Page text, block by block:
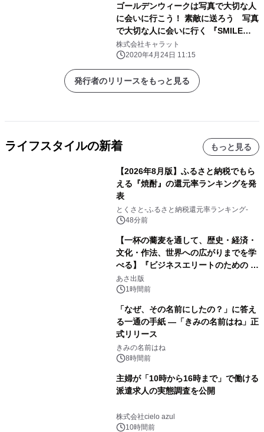
ゴールデンウィークは写真で大切な人
に会いに行こう！ 素敵に送ろう 写真
で大切な人に会いに行く 『SMILE
LETTERスマイルレター』提供開始
株式会社キャラット
2020年4月24日 11:15
発行者のリリースをもっと見る
ライフスタイルの新着 もっと見る
【2026年8月版】ふるさと納税でもら
える『焼酎』の還元率ランキングを発
表
とくさと-ふるさと納税還元率ランキング-
48分前
【一杯の蕎麦を通して、歴史・経済・
文化・作法、世界への広がりまでを学
べる】『ビジネスエリートのための 教
養としての蕎麦』2026年8月25日
（火）発売
あさ出版
1時間前
「なぜ、その名前にしたの？」に答え
る一通の手紙 ―「きみの名前はね」正
式リリース
きみの名前はね
8時間前
主婦が「10時から16時まで」で働ける
派遣求人の実態調査を公開
株式会社cielo azul
10時間前